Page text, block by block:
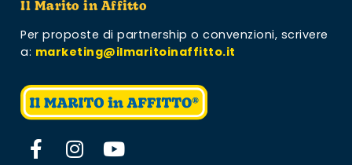
Il Marito in Affitto
Per proposte di partnership o convenzioni, scrivere
a: marketing@ilmaritoinaffitto.it